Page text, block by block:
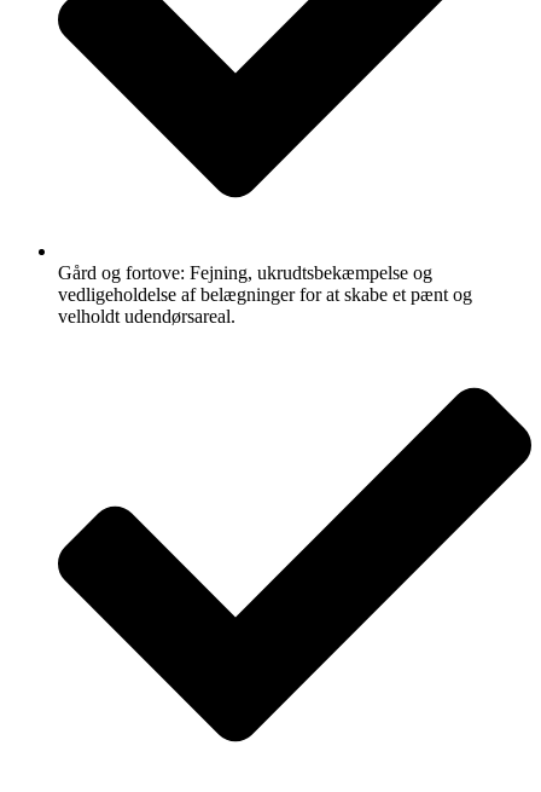
Gård og fortove: Fejning, ukrudtsbekæmpelse og
vedligeholdelse af belægninger for at skabe et pænt og
velholdt udendørsareal.